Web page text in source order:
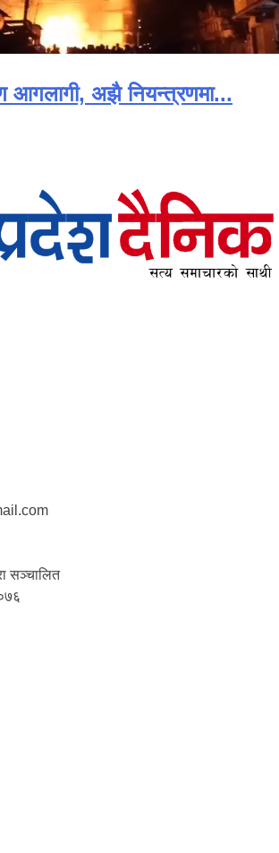
आगलागी, अझै नियन्त्रणमा...
सञ्‍चालित